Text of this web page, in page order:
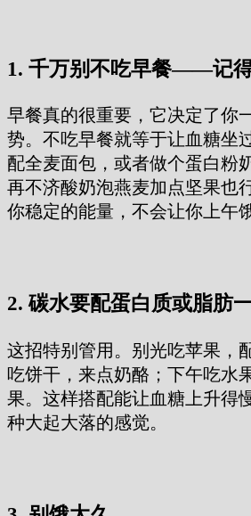
1. 千万别不吃早餐——记
早餐真的很重要，它决定了你
势。不吃早餐就等于让血糖坐
配全麦面包，或者做个蛋白粉
再不济酸奶泡燕麦加点坚果也
你稳定的能量，不会让你上午
2. 碳水要配蛋白质或脂肪
这招特别管用。别光吃苹果，
吃饼干，来点奶酪；下午吃水
果。这样搭配能让血糖上升得
种大起大落的感觉。